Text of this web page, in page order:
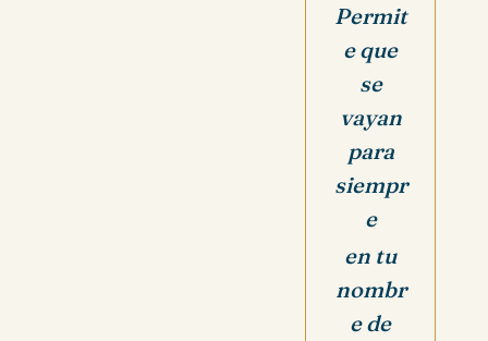
Permit
e que
se
vayan
para
siempr
e
en tu
nombr
e de